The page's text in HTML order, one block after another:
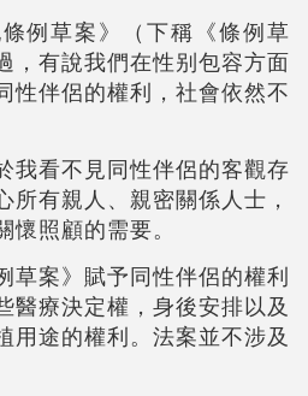
例草案》（下稱《條例草
，有說我們在性别包容方面
性伴侶的權利，社會依然不
我看不見同性伴侶的客觀存
所有親人、親密關係人士，
照顧的需要。
草案》賦予同性伴侶的權利
醫療決定權，身後安排以及
用途的權利。法案並不涉及